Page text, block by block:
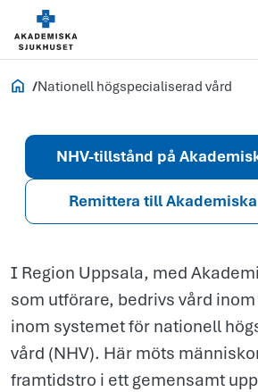
Vårdgivare
Nationell högspecialiserad vård
NHV-tillstånd på
Remittera till
I Region Uppsala, med
som utförare, bedrivs vård
inom systemet för nationell
vård (NHV). Här möts
framtidstro i ett gemensamt